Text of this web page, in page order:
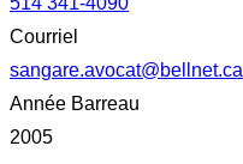
Courriel
sangare.avocat@bellnet.ca
Année Barreau
2005